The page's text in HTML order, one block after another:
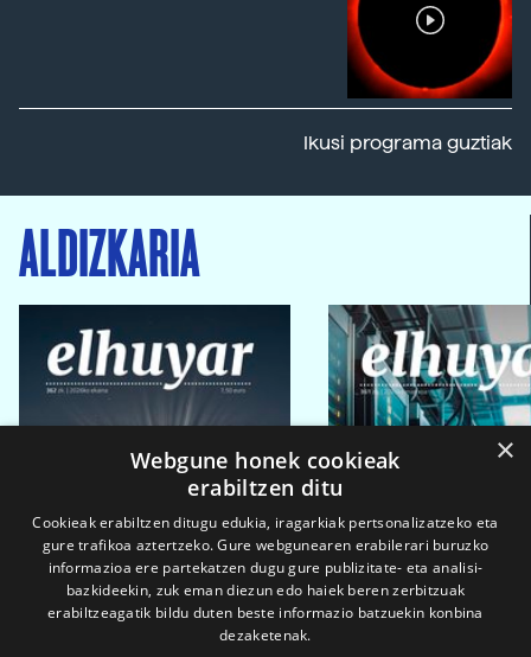
Ikusi programa guztiak
ALDIZKARIA
×
Webgune honek cookieak
erabiltzen ditu
Cookieak erabiltzen ditugu edukia, iragarkiak pertsonalizatzeko eta
gure trafikoa aztertzeko. Gure webgunearen erabilerari buruzko
informazioa ere partekatzen dugu gure publizitate- eta analisi-
bazkideekin, zuk eman diezun edo haiek beren zerbitzuak
erabiltzeagatik bildu duten beste informazio batzuekin konbina
dezaketenak.